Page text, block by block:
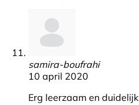
samira-boufrahi
10 april 2020
Erg leerzaam en duidelijk